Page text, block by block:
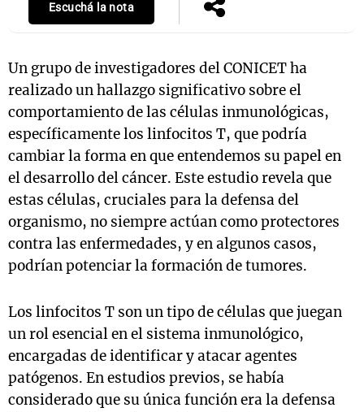
Escuchá la nota
Un grupo de investigadores del CONICET ha
realizado un hallazgo significativo sobre el
comportamiento de las células inmunológicas,
específicamente los linfocitos T, que podría
cambiar la forma en que entendemos su papel en
el desarrollo del cáncer. Este estudio revela que
estas células, cruciales para la defensa del
organismo, no siempre actúan como protectores
contra las enfermedades, y en algunos casos,
podrían potenciar la formación de tumores.
Los linfocitos T son un tipo de células que juegan
un rol esencial en el sistema inmunológico,
encargadas de identificar y atacar agentes
patógenos. En estudios previos, se había
considerado que su única función era la defensa
Mundial 2026